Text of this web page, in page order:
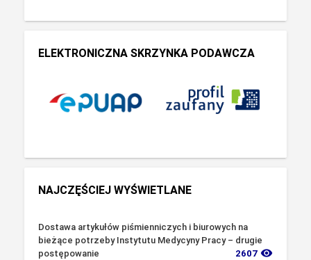
ELEKTRONICZNA SKRZYNKA PODAWCZA
NAJCZĘŚCIEJ WYŚWIETLANE
Dostawa artykułów piśmienniczych i biurowych na
bieżące potrzeby Instytutu Medycyny Pracy – drugie
postępowanie
2607 visibility